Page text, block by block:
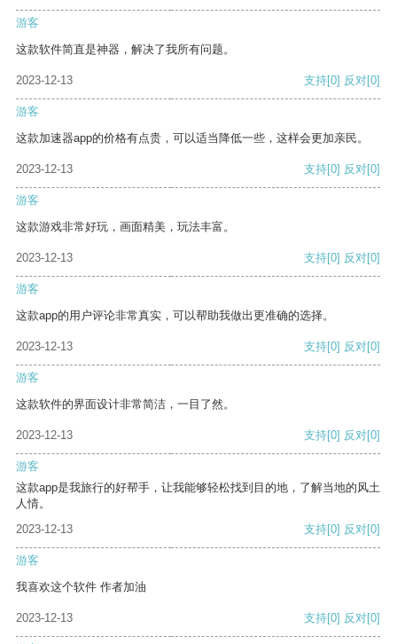
游客
这款软件简直是神器，解决了我所有问题。
2023-12-13 支持[0] 反对[0]
游客
这款加速器app的价格有点贵，可以适当降低一些，这样会更加亲民。
2023-12-13 支持[0] 反对[0]
游客
这款游戏非常好玩，画面精美，玩法丰富。
2023-12-13 支持[0] 反对[0]
游客
这款app的用户评论非常真实，可以帮助我做出更准确的选择。
2023-12-13 支持[0] 反对[0]
游客
这款软件的界面设计非常简洁，一目了然。
2023-12-13 支持[0] 反对[0]
游客
这款app是我旅行的好帮手，让我能够轻松找到目的地，了解当地的风土
人情。
2023-12-13
支持[0] 反对[0]
游客
我喜欢这个软件 作者加油
2023-12-13 支持[0] 反对[0]